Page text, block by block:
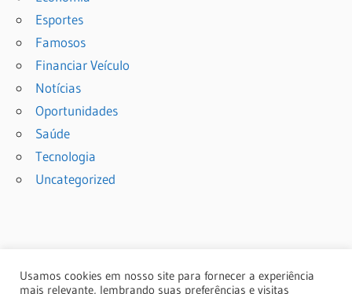
Esportes
Famosos
Financiar Veículo
Notícias
Oportunidades
Saúde
Tecnologia
Uncategorized
Usamos cookies em nosso site para fornecer a experiência
mais relevante, lembrando suas preferências e visitas